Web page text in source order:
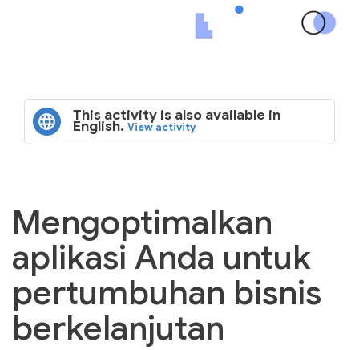
This activity is also available in
English. View activity
Mengoptimalkan
aplikasi Anda untuk
pertumbuhan bisnis
berkelanjutan